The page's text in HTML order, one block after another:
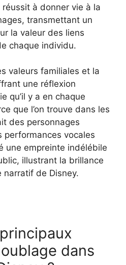
à donner vie à la
transmettant un
la valeur des liens
chaque individu.
valeurs familiales et la
une réflexion
qu’il y a en chaque
que l’on trouve dans les
des personnages
performances vocales
une empreinte indélébile
illustrant la brillance
narratif de Disney.
dans